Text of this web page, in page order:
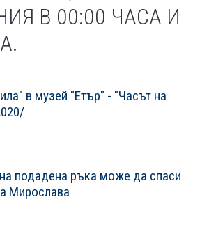
В 00:00 ЧАСА И
в музей "Етър" - "Часът на
подадена ръка може да спаси
Мирослава